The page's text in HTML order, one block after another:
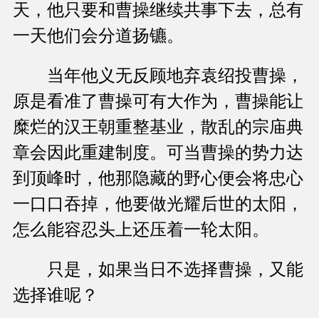
天，他只要和曹操继续共事下去，总有
一天他们会分道扬镳。
当年他义无反顾地弃袁绍投曹操，
原是看准了曹操可有大作为，曹操能让
糜烂的汉王朝重整基业，散乱的宗庙典
章会因此重建制度。可当曹操的势力达
到顶峰时，他那隐藏的野心便会将忠心
一口口吞掉，他要做光耀后世的太阳，
怎么能容忍头上还压着一轮太阳。
只是，如果当日不选择曹操，又能
选择谁呢？